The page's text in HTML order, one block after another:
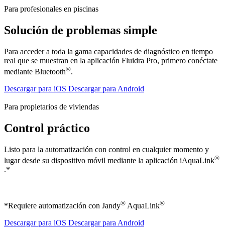
Para profesionales en piscinas
Solución de problemas simple
Para acceder a toda la gama capacidades de diagnóstico en tiempo
real que se muestran en la aplicación Fluidra Pro, primero conéctate
mediante Bluetooth®.
Descargar para iOS Descargar para Android
Para propietarios de viviendas
Control práctico
Listo para la automatización con control en cualquier momento y
lugar desde su dispositivo móvil mediante la aplicación iAquaLink®
.*
*Requiere automatización con Jandy® AquaLink®
Descargar para iOS Descargar para Android